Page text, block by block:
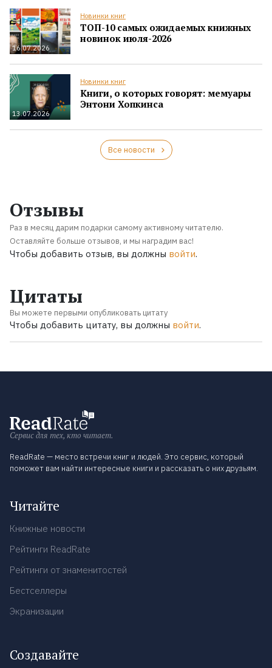
16.07.2026
Новинки книг
ТОП-10 самых ожидаемых книжных
новинок июля-2026
13.07.2026
Новинки книг
Книги, о которых говорят: мемуары
Энтони Хопкинса
Все новости
Отзывы
Раз в месяц дарим подарки самому активному читателю.
Оставляйте больше отзывов, и мы наградим вас!
Чтобы добавить отзыв, вы должны войти.
Цитаты
Вы можете первыми опубликовать цитату
Чтобы добавить цитату, вы должны войти.
Сервис для тех, кто читает.
ReadRate — место встречи книг и людей. Это сервис, который
поможет вам найти интересные книги и рассказать о них друзьям.
Читайте
Книжные новости
Рейтинги ReadRate
Рейтинги от знаменитостей
Бестселлеры
Экранизации
Создавайте